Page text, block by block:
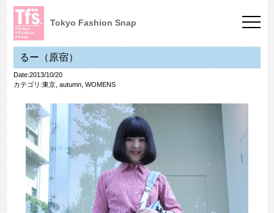
Tokyo Fashion Snap
るー（原宿）
Date:2013/10/20
カテゴリ:東京, autumn, WOMENS